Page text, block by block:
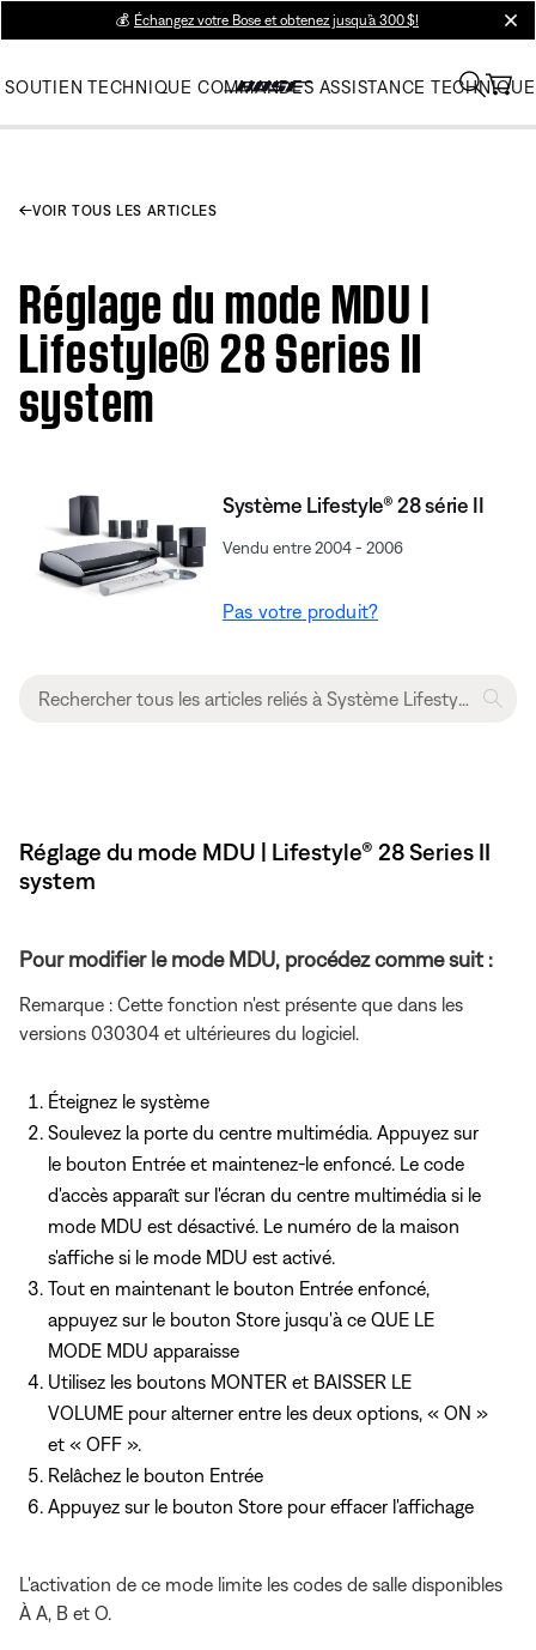
💰 Échangez votre Bose et obtenez jusqu’à 300 $!
SOUTIEN TECHNIQUE COMMANDES ASSISTANCE TECHNIQUE
VOIR TOUS LES ARTICLES
Réglage du mode MDU |
Lifestyle® 28 Series II
system
Système Lifestyle® 28 série II
Vendu entre 2004 - 2006
Pas votre produit?
Réglage du mode MDU | Lifestyle® 28 Series II
system
Pour modifier le mode MDU, procédez comme suit :
Remarque : Cette fonction n'est présente que dans les
versions 030304 et ultérieures du logiciel.
Éteignez le système
Soulevez la porte du centre multimédia. Appuyez sur
le bouton Entrée et maintenez-le enfoncé. Le code
d'accès apparaît sur l'écran du centre multimédia si le
mode MDU est désactivé. Le numéro de la maison
s'affiche si le mode MDU est activé.
Tout en maintenant le bouton Entrée enfoncé,
appuyez sur le bouton Store jusqu'à ce QUE LE
MODE MDU apparaisse
Utilisez les boutons MONTER et BAISSER LE
VOLUME pour alterner entre les deux options, « ON »
et « OFF ».
Relâchez le bouton Entrée
Appuyez sur le bouton Store pour effacer l'affichage
L'activation de ce mode limite les codes de salle disponibles
À A, B et O.